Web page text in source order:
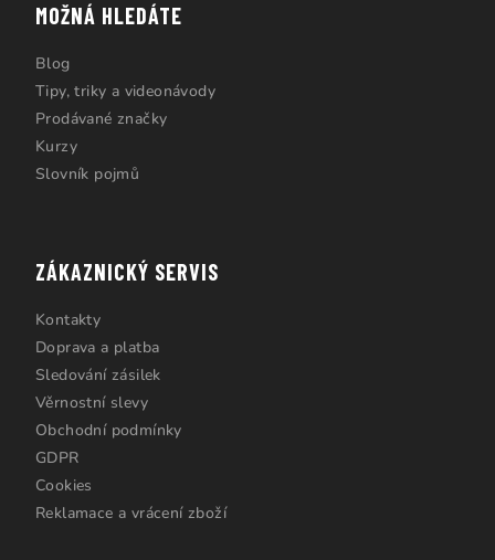
MOŽNÁ HLEDÁTE
Blog
Tipy, triky a videonávody
Prodávané značky
Kurzy
Slovník pojmů
ZÁKAZNICKÝ SERVIS
Kontakty
Doprava a platba
Sledování zásilek
Věrnostní slevy
Obchodní podmínky
GDPR
Cookies
Reklamace a vrácení zboží